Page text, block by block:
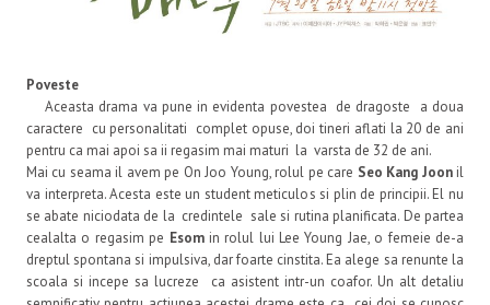
Poveste
Aceasta drama va pune in evidenta povestea de dragoste a doua
caractere cu personalitati complet opuse, doi tineri aflati la 20 de ani
pentru ca mai apoi sa ii regasim mai maturi la varsta de 32 de ani.
Mai cu seama il avem pe On Joo Young, rolul pe care Seo Kang Joonil
va interpreta. Acesta este un student meticulos si plin de principii. El nu
se abate niciodata de la credintele sale si rutina planificata. De partea
cealalta o regasim pe Esomin rolul lui Lee Young Jae, o femeie de-a
dreptul spontana si impulsiva, dar foarte cinstita. Ea alege sa renunte la
scoala si incepe sa lucreze ca asistent intr-un coafor. Un alt detaliu